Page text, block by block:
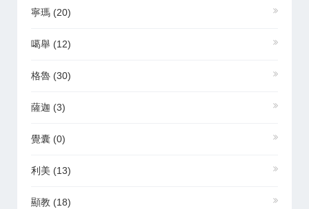
寧瑪 (20)
噶舉 (12)
格魯 (30)
薩迦 (3)
覺囊 (0)
利美 (13)
顯教 (18)